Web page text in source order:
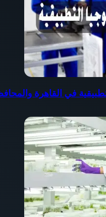
في القاهرة